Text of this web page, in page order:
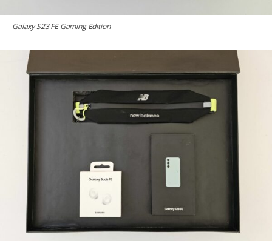
Galaxy S23 FE Gaming Edition